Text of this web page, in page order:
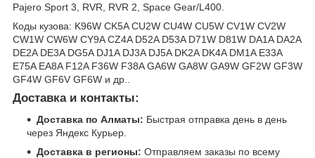
Pajero Sport 3, RVR, RVR 2, Space Gear/L400.
Коды кузова: K96W CK5A CU2W CU4W CU5W CV1W CV2W
CW1W CW6W CY9A CZ4A D52A D53A D71W D81W DA1A DA2A
DE2A DE3A DG5A DJ1A DJ3A DJ5A DK2A DK4A DM1A E33A
E75A EA8A F12A F36W F38A GA6W GA8W GA9W GF2W GF3W
GF4W GF6V GF6W и др..
Доставка и контакты:
Доставка по Алматы: Быстрая отправка день в день
через Яндекс Курьер.
Доставка в регионы: Отправляем заказы по всему